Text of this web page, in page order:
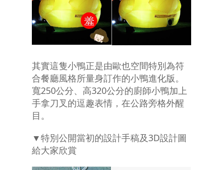
其實這隻小鴨正是由歐也空間特別為符
合餐廳風格所量身訂作的小鴨進化版。
寬250公分、高320公分的廚師小鴨加上
手拿刀叉的逗趣表情，在公路旁格外醒
目。
▼特別公開當初的設計手稿及3D設計圖
給大家欣賞